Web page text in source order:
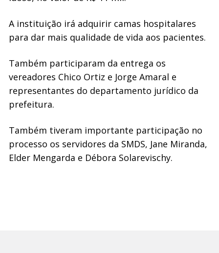
A instituição irá adquirir camas hospitalares
para dar mais qualidade de vida aos pacientes.
Também participaram da entrega os
vereadores Chico Ortiz e Jorge Amaral e
representantes do departamento jurídico da
prefeitura.
Também tiveram importante participação no
processo os servidores da SMDS, Jane Miranda,
Elder Mengarda e Débora Solarevischy.